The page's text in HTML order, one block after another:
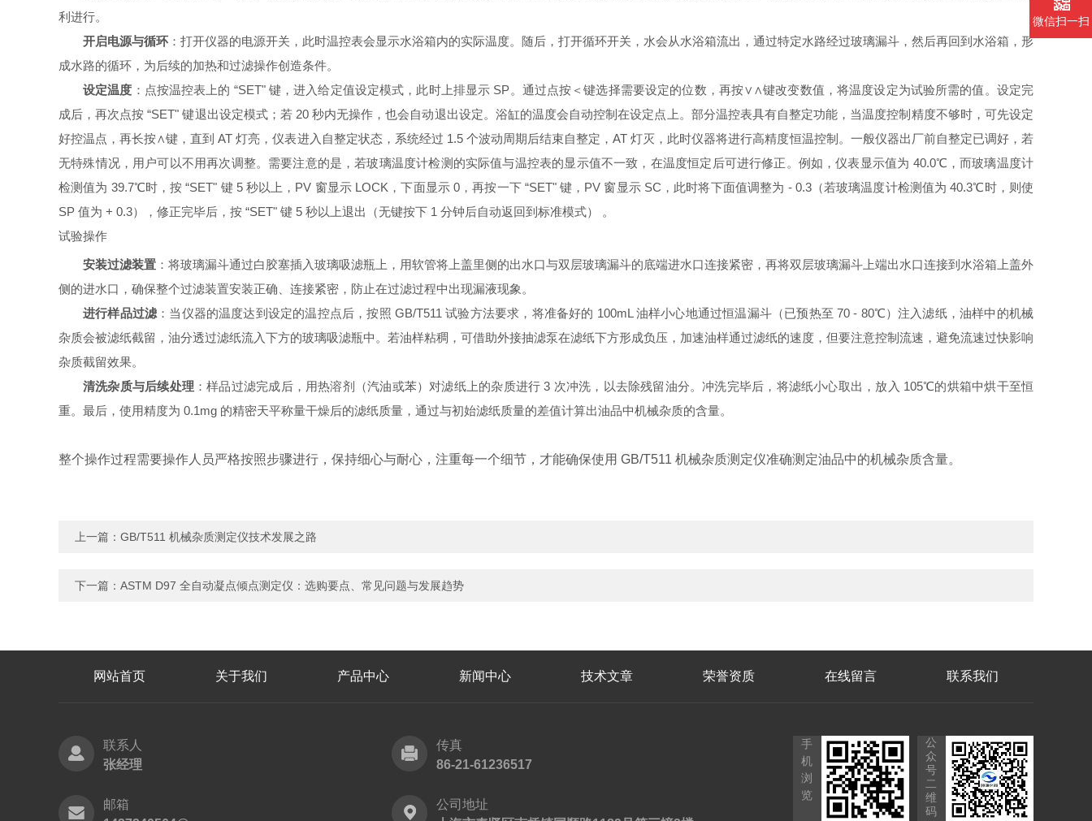
利进行。
开启电源与循环 ：打开仪器的电源开关，此时温控表会显示水浴箱内的实际温度。随后，打开循环开关，水会从水浴箱流出，通过特定水路经过玻璃漏斗，然后再回到水浴箱，形
成水路的循环，为后续的加热和过滤操作创造条件。
设定温度 ：点按温控表上的 “SET" 键，进入给定值设定模式，此时上排显示 SP。通过点按＜键选择需要设定的位数，再按∨∧键改变数值，将温度设定为试验所需的值。设定完
成后，再次点按 “SET" 键退出设定模式；若 20 秒内无操作，也会自动退出设定。浴缸的温度会自动控制在设定点上。部分温控表具有自整定功能，当温度控制精度不够时，可先设定
好控温点，再长按∧键，直到 AT 灯亮，仪表进入自整定状态，系统经过 1.5 个波动周期后结束自整定，AT 灯灭，此时仪器将进行高精度恒温控制。一般仪器出厂前自整定已调好，若
无特殊情况，用户可以不用再次调整。需要注意的是，若玻璃温度计检测的实际值与温控表的显示值不一致，在温度恒定后可进行修正。例如，仪表显示值为 40.0℃，而玻璃温度计
检测值为 39.7℃时，按 “SET" 键 5 秒以上，PV 窗显示 LOCK，下面显示 0，再按一下 “SET" 键，PV 窗显示 SC，此时将下面值调整为 - 0.3（若玻璃温度计检测值为 40.3℃时，则使
SP 值为 + 0.3），修正完毕后，按 “SET" 键 5 秒以上退出（无键按下 1 分钟后自动返回到标准模式） 。
试验操作
安装过滤装置 ：将玻璃漏斗通过白胶塞插入玻璃吸滤瓶上，用软管将上盖里侧的出水口与双层玻璃漏斗的底端进水口连接紧密，再将双层玻璃漏斗上端出水口连接到水浴箱上盖外
侧的进水口，确保整个过滤装置安装正确、连接紧密，防止在过滤过程中出现漏液现象。
进行样品过滤 ：当仪器的温度达到设定的温控点后，按照 GB/T511 试验方法要求，将准备好的 100mL 油样小心地通过恒温漏斗（已预热至 70 - 80℃）注入滤纸，油样中的机械
杂质会被滤纸截留，油分透过滤纸流入下方的玻璃吸滤瓶中。若油样粘稠，可借助外接抽滤泵在滤纸下方形成负压，加速油样通过滤纸的速度，但要注意控制流速，避免流速过快影响
杂质截留效果。
清洗杂质与后续处理 ：样品过滤完成后，用热溶剂（汽油或苯）对滤纸上的杂质进行 3 次冲洗，以去除残留油分。冲洗完毕后，将滤纸小心取出，放入 105℃的烘箱中烘干至恒
重。最后，使用精度为 0.1mg 的精密天平称量干燥后的滤纸质量，通过与初始滤纸质量的差值计算出油品中机械杂质的含量。
整个操作过程需要操作人员严格按照步骤进行，保持细心与耐心，注重每一个细节，才能确保使用 GB/T511 机械杂质测定仪准确测定油品中的机械杂质含量。
上一篇： GB/T511 机械杂质测定仪技术发展之路
下一篇： ASTM D97 全自动凝点倾点测定仪：选购要点、常见问题与发展趋势
网站首页 关于我们 产品中心 新闻中心 技术文章 荣誉资质 在线留言 联系我们
联系人
张经理
传真
86-21-61236517
邮箱
公司地址
手
机
浏
览
公
众
号
二
维
码
微信扫一扫